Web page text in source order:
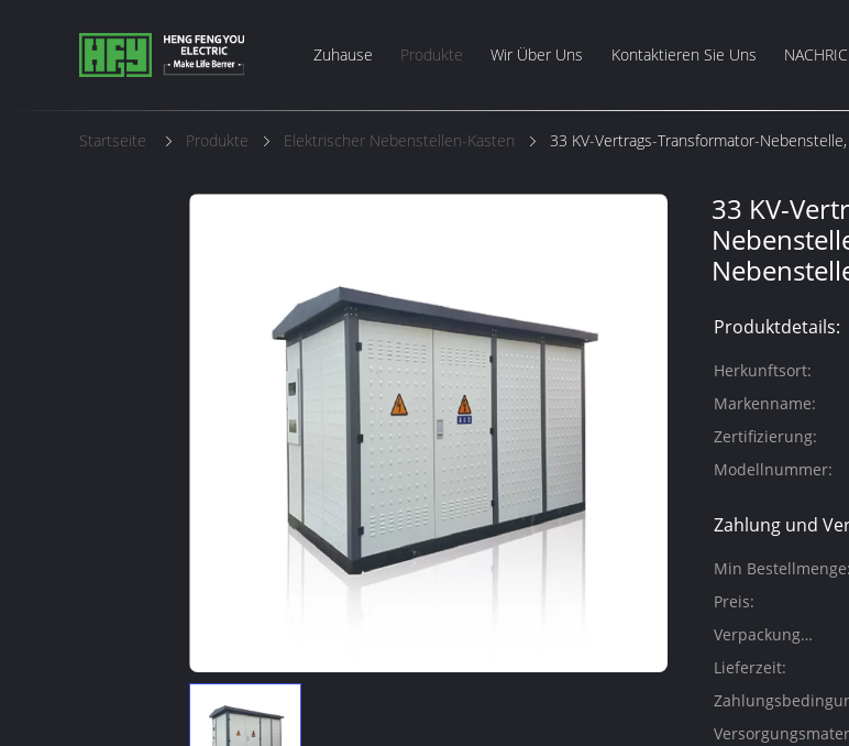
Zuhause Produkte Wir Über Uns Kontaktieren Sie Uns
Startseite Produkte Elektrischer Nebenstellen-Kasten 33 KV-Vertrags-Transformator-
33 KV-
Produktdetails:
Herkunftsort:
Markenname:
Zertifizierung:
Modellnummer:
Zahlung und
Min Bestellmenge:
Preis:
Verpackung
Informationen:
Lieferzeit: